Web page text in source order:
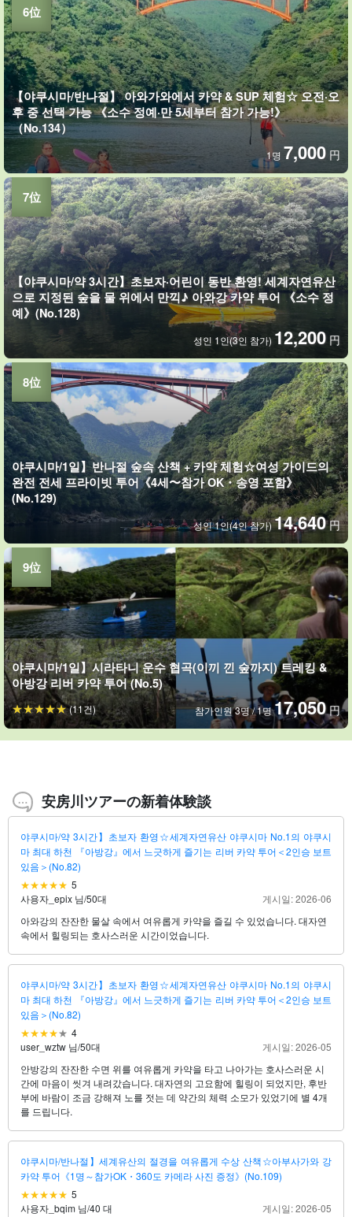
【야쿠시마/반나절】 아와가와에서 카약 & SUP 체험☆ 오전·오
후 중 선택 가능 《소수 정예·만 5세부터 참가 가능!》
（No.134）
1명 7,000 円
【야쿠시마/약 3시간】초보자·어린이 동반 환영! 세계자연유산
으로 지정된 숲을 물 위에서 만끽♪ 아와강 카약 투어 《소수 정
예》(No.128)
성인 1인(3인 참가) 12,200 円
야쿠시마/1일】반나절 숲속 산책 + 카약 체험☆여성 가이드의
완전 전세 프라이빗 투어《4세〜참가 OK・송영 포함》
(No.129)
성인 1인(4인 참가)14,640 円
야쿠시마/1일】시라타니 운수 협곡(이끼 낀 숲까지) 트레킹 &
아방강 리버 카약 투어 (No.5)
참가인원 3명 / 1명17,050 円
(11건)
安房川ツアーの新着体験談
야쿠시마/약 3시간】초보자 환영☆세계자연유산 야쿠시마 No.1의 야쿠시
마 최대 하천 『아방강』에서 느긋하게 즐기는 리버 카약 투어＜2인승 보트
있음＞(No.82)
5
사용자_epix 님/50대
게시일: 2026-06
아와강의 잔잔한 물살 속에서 여유롭게 카약을 즐길 수 있었습니다. 대자연
속에서 힐링되는 호사스러운 시간이었습니다.
야쿠시마/약 3시간】초보자 환영☆세계자연유산 야쿠시마 No.1의 야쿠시
마 최대 하천 『아방강』에서 느긋하게 즐기는 리버 카약 투어＜2인승 보트
있음＞(No.82)
4
user_wztw 님/50대
게시일: 2026-05
안방강의 잔잔한 수면 위를 여유롭게 카약을 타고 나아가는 호사스러운 시
간에 마음이 씻겨 내려갔습니다. 대자연의 고요함에 힐링이 되었지만, 후반
부에 바람이 조금 강해져 노를 젓는 데 약간의 체력 소모가 있었기에 별 4개
를 드립니다.
야쿠시마/반나절】세계유산의 절경을 여유롭게 수상 산책☆아부사가와 강
카약 투어《1명～참가OK・360도 카메라 사진 증정》(No.109)
5
사용자_bqim 님/40 대
게시일: 2026-05